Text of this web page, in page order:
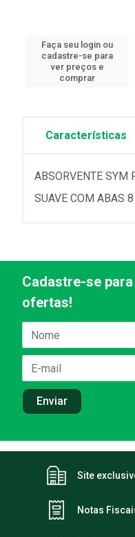
Faça seu login ou
cadastre-se para
ver preços e
comprar
Características
ABSORVENTE SYM
SUAVE COM ABAS
Cadastre-se
ofertas!
Site
Notas